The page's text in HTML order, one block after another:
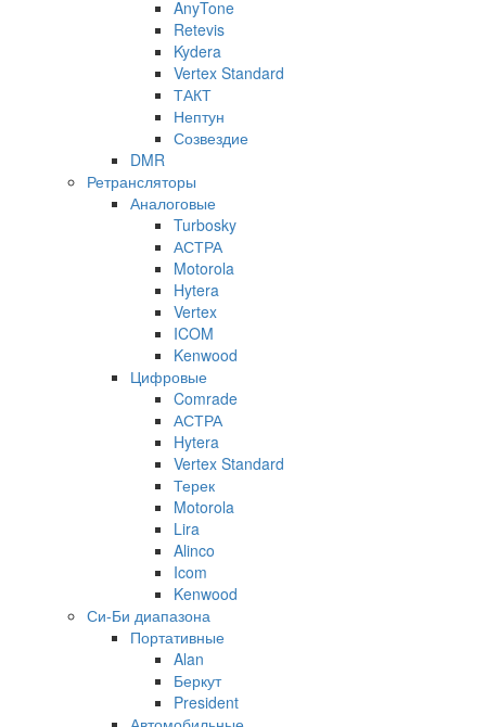
AnyTone
Retevis
Kydera
Vertex Standard
ТАКТ
Нептун
Созвездие
DMR
Ретрансляторы
Аналоговые
Turbosky
АСТРА
Motorola
Hytera
Vertex
ICOM
Kenwood
Цифровые
Comrade
АСТРА
Hytera
Vertex Standard
Терек
Motorola
Lira
Alinco
Icom
Kenwood
Си-Би диапазона
Портативные
Alan
Беркут
President